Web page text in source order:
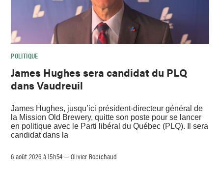
POLITIQUE
James Hughes sera candidat du PLQ
dans Vaudreuil
James Hughes, jusqu’ici président-directeur général de
la Mission Old Brewery, quitte son poste pour se lancer
en politique avec le Parti libéral du Québec (PLQ). Il sera
candidat dans la
6 août 2026 à 15h54 –Olivier Robichaud